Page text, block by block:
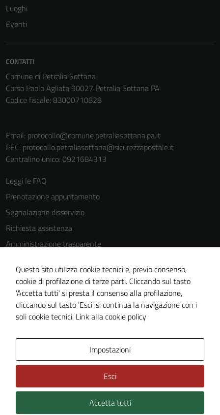
Luoghi
Eventi
CONTATTI
Comune di Petralia Sottana
Corso Paolo Agliata 90027 Petralia Sottana PA
Codice fiscale: 83000710828
Email: protocollo@comune.petraliasottana.pa.it
PEC: protocollo.petraliasottana@sicurezzapostale.it
Centralino unico: 0921684313
Leggi le FAQ
Prenotazione appuntamento
Segnalazione disservizio
Richiesta assistenza
Amministrazione trasparente
Cookie Policy
Note legali
Dichiarazione di accessibilità
Piano di miglioramento del sito
Area Privata
Questo sito utilizza cookie tecnici e, previo consenso,
cookie di profilazione di terze parti. Cliccando sul tasto
'Accetta tutti' si presta il consenso alla profilazione,
cliccando sul tasto 'Esci' si continua la navigazione con i
soli cookie tecnici. Link alla cookie policy
Impostazioni
Esci
Accetta tutti